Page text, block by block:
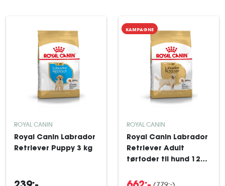
ROYAL CANIN
Royal Canin Labrador
Retriever Puppy 3 kg
KAMPAGNE
ROYAL CANIN
Royal Canin Labrador
Retriever Adult
tørfoder til hund 12